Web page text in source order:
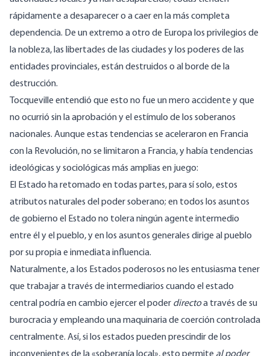
rápidamente a desaparecer o a caer en la más completa
dependencia. De un extremo a otro de Europa los privilegios de
la nobleza, las libertades de las ciudades y los poderes de las
entidades provinciales, están destruidos o al borde de la
destrucción.
Tocqueville entendió que esto no fue un mero accidente y que
no ocurrió sin la aprobación y el estímulo de los soberanos
nacionales. Aunque estas tendencias se aceleraron en Francia
con la Revolución, no se limitaron a Francia, y había tendencias
ideológicas y sociológicas más amplias en juego:
El Estado ha retomado en todas partes, para sí solo, estos
atributos naturales del poder soberano; en todos los asuntos
de gobierno el Estado no tolera ningún agente intermedio
entre él y el pueblo, y en los asuntos generales dirige al pueblo
por su propia e inmediata influencia.
Naturalmente, a los Estados poderosos no les entusiasma tener
que trabajar a través de intermediarios cuando el estado
central podría en cambio ejercer el poder directoa través de su
burocracia y empleando una maquinaria de coerción controlada
centralmente. Así, si los estados pueden prescindir de los